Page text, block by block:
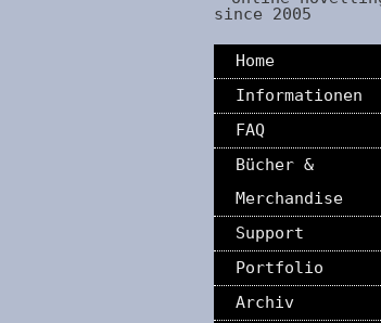
Home
Informationen
FAQ
Bücher &
Merchandise
Support
Portfolio
Archiv